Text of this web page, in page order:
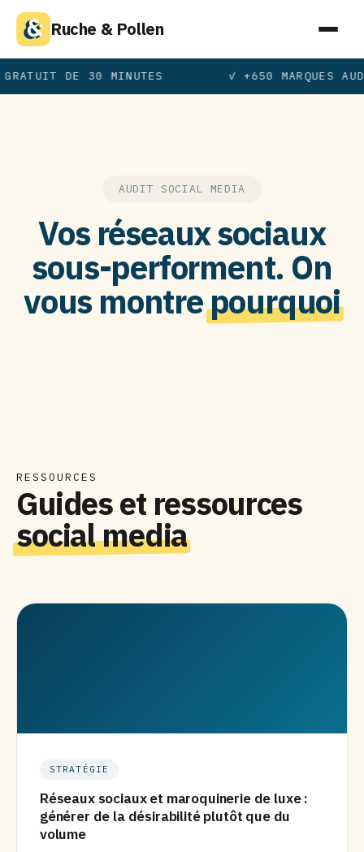
Ruche & Pollen
DE 30 MINUTES ✓ +650 MARQUES
AUDIT SOCIAL MEDIA
Vos réseaux sociaux
sous-performent. On
vous montrepourquoi
RESSOURCES
Guides et ressources
social media
STRATÉGIE
Réseaux sociaux et maroquinerie de luxe :
générer de la désirabilité plutôt que du
volume